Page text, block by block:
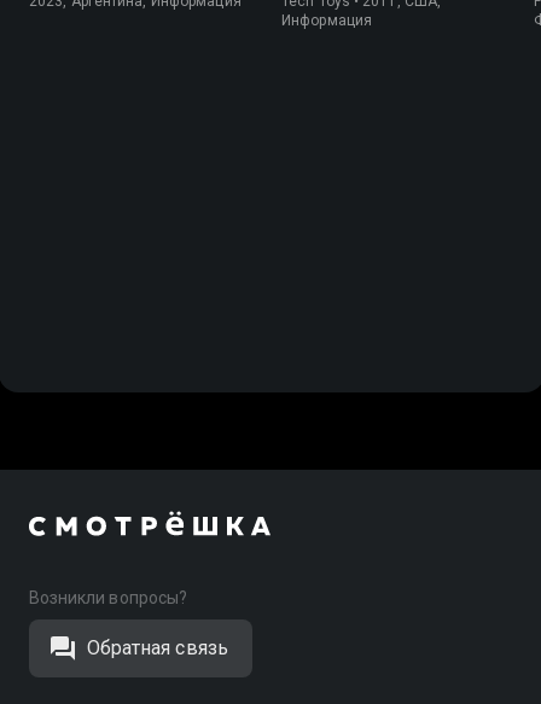
Информация
Возникли вопросы?
Обратная связь